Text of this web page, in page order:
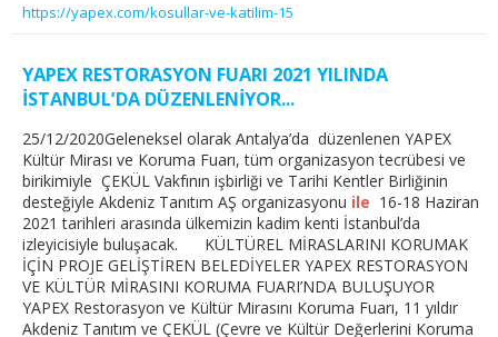
https://yapex.com/kosullar-ve-katilim-15
YAPEX RESTORASYON FUARI 2021 YILINDA
İSTANBUL’DA DÜZENLENİYOR...
25/12/2020Geleneksel olarak Antalya’da düzenlenen YAPEX
Kültür Mirası ve Koruma Fuarı, tüm organizasyon tecrübesi ve
birikimiyle ÇEKÜL Vakfının işbirliği ve Tarihi Kentler Birliğinin
desteğiyle Akdeniz Tanıtım AŞ organizasyonu ile 16-18 Haziran
2021 tarihleri arasında ülkemizin kadim kenti İstanbul’da
izleyicisiyle buluşacak. KÜLTÜREL MİRASLARINI KORUMAK
İÇİN PROJE GELİŞTİREN BELEDİYELER YAPEX RESTORASYON
VE KÜLTÜR MİRASINI KORUMA FUARI’NDA BULUŞUYOR
YAPEX Restorasyon ve Kültür Mirasını Koruma Fuarı, 11 yıldır
Akdeniz Tanıtım ve ÇEKÜL (Çevre ve Kültür Değerlerini Koruma